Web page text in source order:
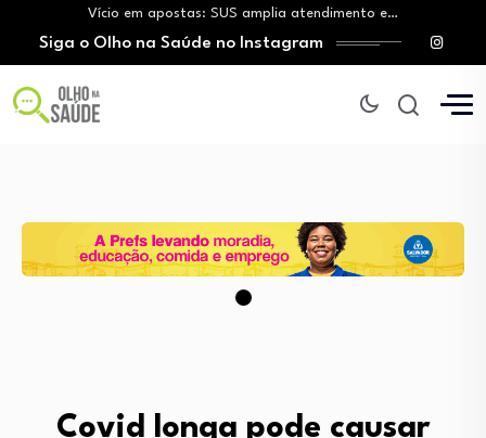
Vício em apostas: SUS amplia atendimento e…
Tratamento do câncer de mama e a…
Vingança da hora de dormir: O novo…
Mitos sobre a testosterona colocam em risco…
Siga o Olho na Saúde no Instagram
Covid longa pode causar